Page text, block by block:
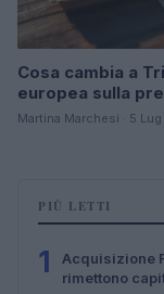
Cosa cambia a
europea sulla
Martina Marchesi · 5
PIÙ LETTI
1
Acquisizione
rimettono